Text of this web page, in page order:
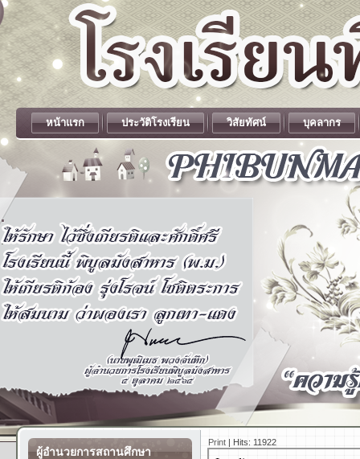
.
.
หน้าแรก ประวัติโรงเรียน วิสัยทัศน์ บุคลากร
ผู้อำนวยการสถานศึกษา
Print | Hits: 11922